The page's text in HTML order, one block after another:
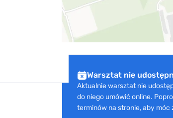
Warsztat nie
Aktualnie warsztat nie
do niego umówić online.
terminów na stronie, aby